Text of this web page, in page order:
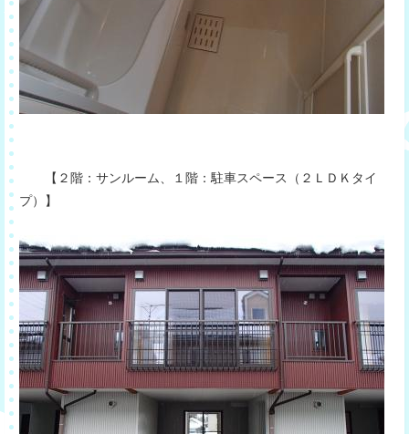
【２階：サンルーム、１階：駐車スペース（２ＬＤＫタイ
プ）】